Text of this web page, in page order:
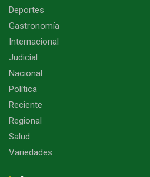
Deportes
Gastronomía
Internacional
Judicial
Nacional
Política
Reciente
Regional
Salud
Variedades